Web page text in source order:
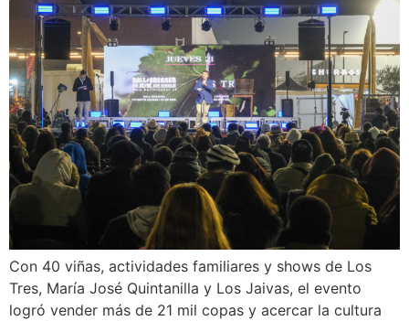
Con 40 viñas, actividades familiares y shows de Los
Tres, María José Quintanilla y Los Jaivas, el evento
logró vender más de 21 mil copas y acercar la cultura